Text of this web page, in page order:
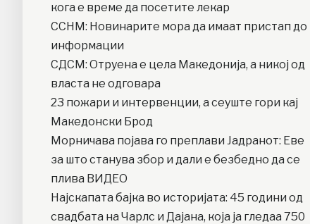
кога е време да посетите лекар
ССНМ: Новинарите мора да имаат пристап до
информации
СДСМ: Отруена е цела Македонија, а никој од
власта не одговара
23 пожари и интервенции, а сеуште гори кај
Македонски Брод
Moрничава појава го преплави Јадранот: Еве
за што станува збор и дали е безбедно да се
плива ВИДЕО
Најскапата бајка во историјата: 45 години од
свадбата на Чарлс и Дајана, која ја гледаа 750